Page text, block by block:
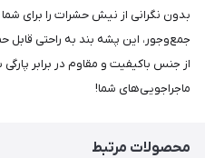
بدون نگرانی از نیش حشرات را برای
جمع‌وجور، این پشه بند به راحتی
از جنس باکیفیت و مقاوم در برابر
ماجراجویی‌های شما!
محصولات مرتبط